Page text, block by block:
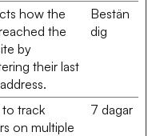
how the
the
by
their last
Bestän
dig
to track
on multiple
7 dagar